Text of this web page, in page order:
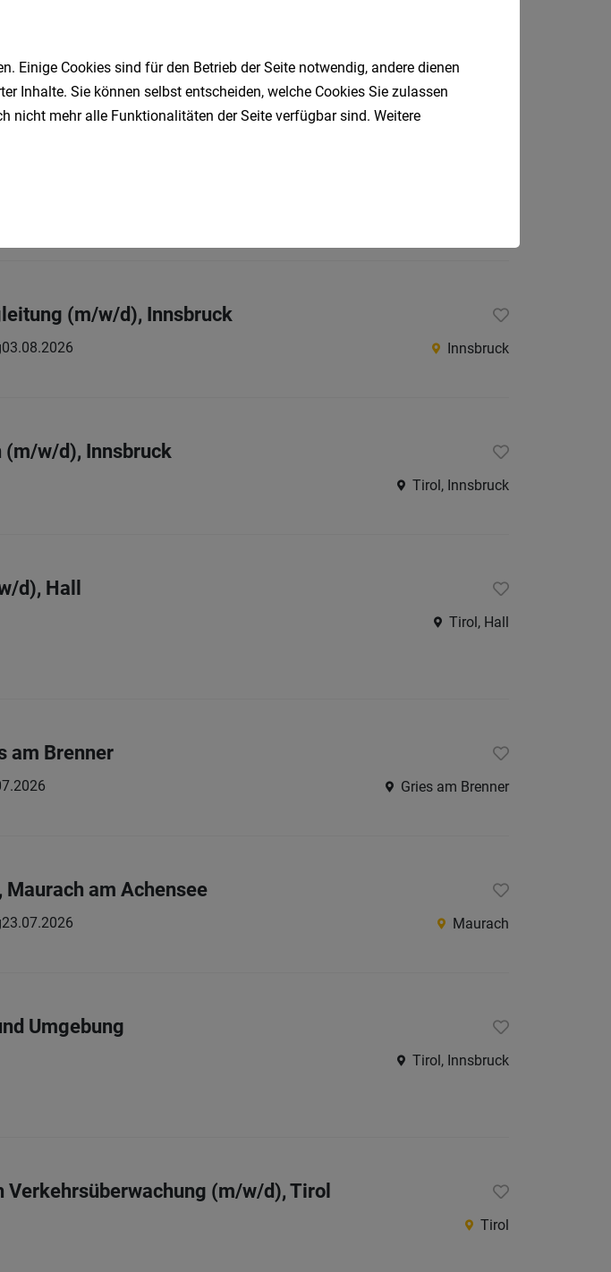
w/d), Innsbruck
(m/w/d), Innsbruck
03.08.2026 Innsbruck
w/d), Innsbruck
Tirol, Innsbruck
d), Hall
Tirol, Hall
am Brenner
Gries am Brenner
am Achensee
23.07.2026 Maurach
Umgebung
Tirol, Innsbruck
(m/w/d), Tirol
Tirol
Einige Cookies sind für den Betrieb der Seite notwendig, andere dienen
Inhalte. Sie können selbst entscheiden, welche Cookies Sie zulassen
nicht mehr alle Funktionalitäten der Seite verfügbar sind. Weitere